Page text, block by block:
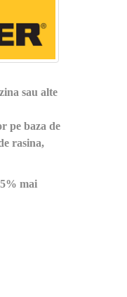
sau alte
pe baza de
rasina,
mai